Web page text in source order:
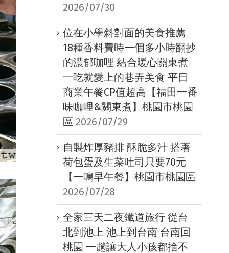
2026/07/30
位在小學斜對面的美食推薦
18種香料費時一個多小時翻抄
的濃郁咖哩 結合暖心關東煮
一吃就愛上的巷弄美食 平日
商業午餐CP值超高【福田一番
味咖哩&關東煮】桃園市桃園
區 2026/07/29
自製炸厚豬排 酥脆多汁 搭著
荷包蛋及生菜吐司只要70元
【一鳴早午餐】桃園市桃園區
2026/07/28
全家三天二夜鐵道旅行 從台
北到池上 池上到台南 台南回
桃園 一趟讓大人小孩都捨不